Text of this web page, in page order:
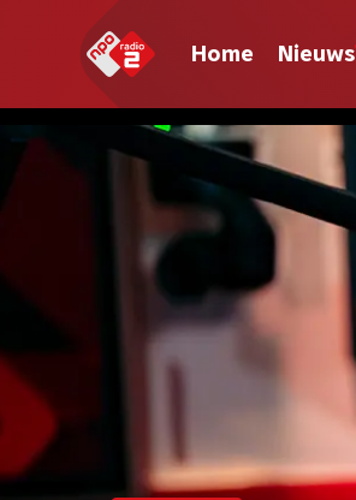
Home Nieuws